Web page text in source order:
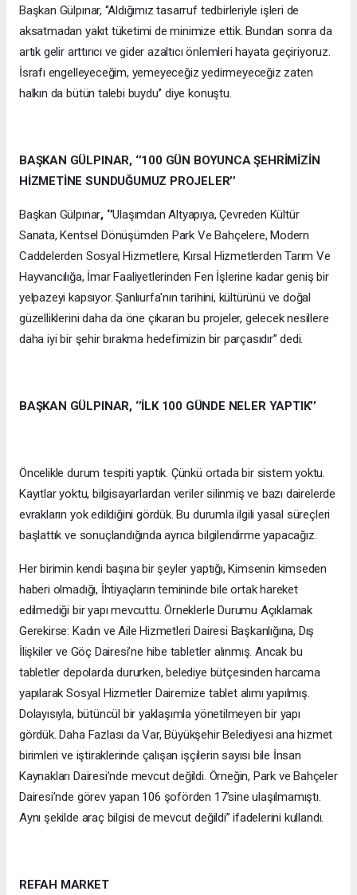
Başkan Gülpınar, ‘’Aldığımız tasarruf tedbirleriyle işleri de
aksatmadan yakıt tüketimi de minimize ettik. Bundan sonra da
artık gelir arttırıcı ve gider azaltıcı önlemleri hayata geçiriyoruz.
İsrafı engelleyeceğim, yemeyeceğiz yedirmeyeceğiz zaten
halkın da bütün talebi buydu’’ diye konuştu.
BAŞKAN GÜLPINAR, ‘’100 GÜN BOYUNCA ŞEHRİMİZİN
HİZMETİNE SUNDUĞUMUZ PROJELER’’
Başkan Gülpınar, ‘’Ulaşımdan Altyapıya, Çevreden Kültür
Sanata, Kentsel Dönüşümden Park Ve Bahçelere, Modern
Caddelerden Sosyal Hizmetlere, Kırsal Hizmetlerden Tarım Ve
Hayvancılığa, İmar Faaliyetlerinden Fen İşlerine kadar geniş bir
yelpazeyi kapsıyor. Şanlıurfa'nın tarihini, kültürünü ve doğal
güzelliklerini daha da öne çıkaran bu projeler, gelecek nesillere
daha iyi bir şehir bırakma hedefimizin bir parçasıdır’’ dedi.
BAŞKAN GÜLPINAR, ‘’İLK 100 GÜNDE NELER YAPTIK’’
Öncelikle durum tespiti yaptık. Çünkü ortada bir sistem yoktu.
Kayıtlar yoktu, bilgisayarlardan veriler silinmiş ve bazı dairelerde
evrakların yok edildiğini gördük. Bu durumla ilgili yasal süreçleri
başlattık ve sonuçlandığında ayrıca bilgilendirme yapacağız.
Her birimin kendi başına bir şeyler yaptığı, Kimsenin kimseden
haberi olmadığı, İhtiyaçların temininde bile ortak hareket
edilmediği bir yapı mevcuttu. Örneklerle Durumu Açıklamak
Gerekirse: Kadın ve Aile Hizmetleri Dairesi Başkanlığına, Dış
İlişkiler ve Göç Dairesi’ne hibe tabletler alınmış. Ancak bu
tabletler depolarda dururken, belediye bütçesinden harcama
yapılarak Sosyal Hizmetler Dairemize tablet alımı yapılmış.
Dolayısıyla, bütüncül bir yaklaşımla yönetilmeyen bir yapı
gördük. Daha Fazlası da Var, Büyükşehir Belediyesi ana hizmet
birimleri ve iştiraklerinde çalışan işçilerin sayısı bile İnsan
Kaynakları Dairesi’nde mevcut değildi. Örneğin, Park ve Bahçeler
Dairesi’nde görev yapan 106 şoförden 17’sine ulaşılmamıştı.
Aynı şekilde araç bilgisi de mevcut değildi’’ ifadelerini kullandı.
REFAH MARKET